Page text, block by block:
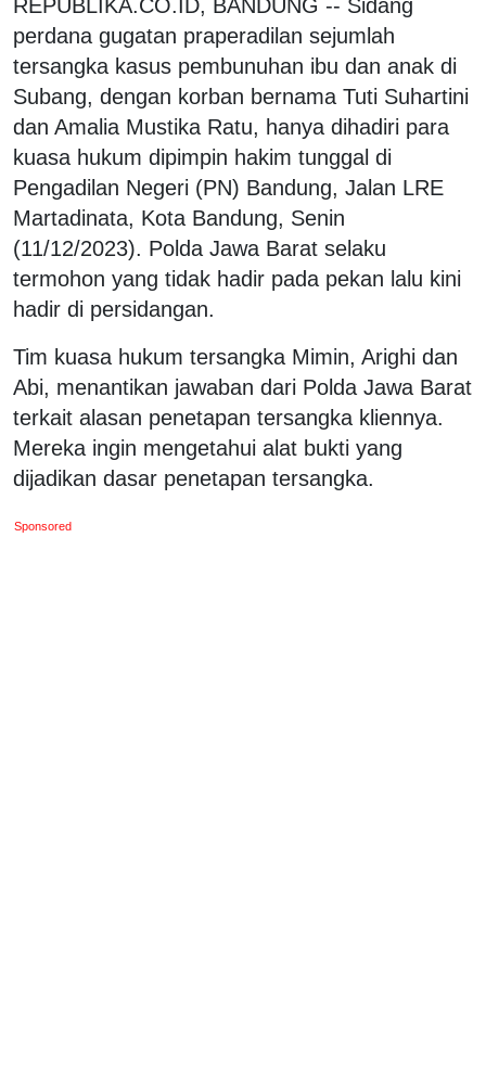
REPUBLIKA.CO.ID, BANDUNG -- Sidang
perdana gugatan praperadilan sejumlah
tersangka kasus pembunuhan ibu dan anak di
Subang, dengan korban bernama Tuti Suhartini
dan Amalia Mustika Ratu, hanya dihadiri para
kuasa hukum dipimpin hakim tunggal di
Pengadilan Negeri (PN) Bandung, Jalan LRE
Martadinata, Kota Bandung, Senin
(11/12/2023). Polda Jawa Barat selaku
termohon yang tidak hadir pada pekan lalu kini
hadir di persidangan.
Tim kuasa hukum tersangka Mimin, Arighi dan
Abi, menantikan jawaban dari Polda Jawa Barat
terkait alasan penetapan tersangka kliennya.
Mereka ingin mengetahui alat bukti yang
dijadikan dasar penetapan tersangka.
Sponsored